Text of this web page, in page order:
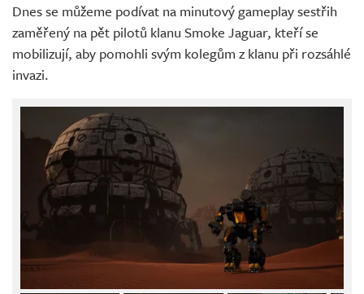
Dnes se můžeme podívat na minutový gameplay sestřih
zaměřený na pět pilotů klanu Smoke Jaguar, kteří se
mobilizují, aby pomohli svým kolegům z klanu při rozsáhlé
invazi.